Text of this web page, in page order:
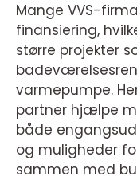
Mange VVS-
finansiering,
større projekter
varmepumpe.
partner hjælpe
både
og muligheder
sammen med